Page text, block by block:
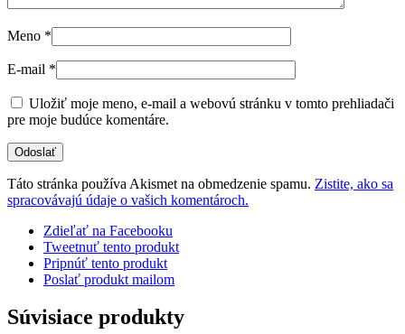
Meno *
E-mail *
Uložiť moje meno, e-mail a webovú stránku v tomto prehliadači
pre moje budúce komentáre.
Táto stránka používa Akismet na obmedzenie spamu. Zistite, ako sa
spracovávajú údaje o vašich komentároch.
Zdieľať na Facebooku
Tweetnuť tento produkt
Pripnúť tento produkt
Poslať produkt mailom
Súvisiace produkty